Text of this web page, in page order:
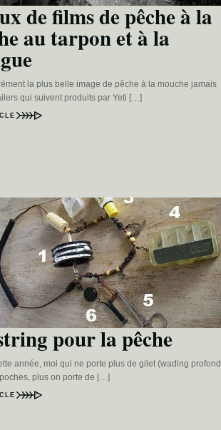
de films de pêche à la
au tarpon et à la
la plus belle image de pêche à la mouche jamais
qui suivent produits par Yeti […]
pour la pêche
année, moi qui ne porte plus de gilet (wading profond,
plus on porte de […]